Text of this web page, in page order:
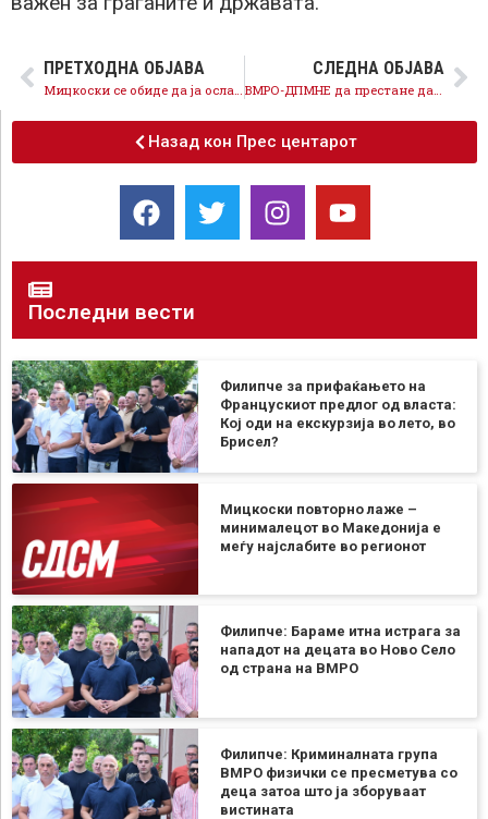
ПРЕТХОДНА ОБЈАВА
Мицкоски се обиде да ја ослабне државната позиција со Бугарија, но не успеа
СЛЕДНА ОБЈАВА
ВМРО-ДПМНЕ да престане да лаже и манипулира, ЕСМ 100% ги обезбедува потребите на домаќинствата по цена далеку пониска од цената на струјата на берзите,
Назад кон Прес центарот
Последни вести
Филипче за прифаќањето на
Францускиот предлог од власта:
Кој оди на екскурзија во лето, во
Брисел?
Мицкоски повторно лаже –
минималецот во Македонија е
меѓу најслабите во регионот
Филипче: Бараме итна истрага за
нападот на децата во Ново Село
од страна на ВМРО
Филипче: Криминалната група
ВМРО физички се пресметува со
деца затоа што ја зборуваат
вистината